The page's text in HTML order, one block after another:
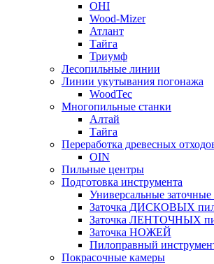
OHI
Wood-Mizer
Атлант
Тайга
Триумф
Лесопильные линии
Линии укутывания погонажа
WoodTec
Многопильные станки
Алтай
Тайга
Переработка древесных
OIN
Пильные центры
Подготовка инструмента
Универсальные заточные
Заточка ДИСКОВЫХ
Заточка ЛЕНТОЧНЫХ
Заточка НОЖЕЙ
Пилоправный
Покрасочные камеры